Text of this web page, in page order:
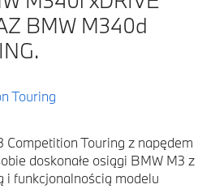
BMW M340d
Competition Touring z napędem
doskonałe osiągi BMW M3 z
i funkcjonalnością modelu